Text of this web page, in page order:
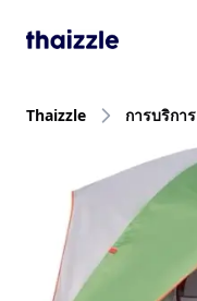
Thaizzle การบริการ